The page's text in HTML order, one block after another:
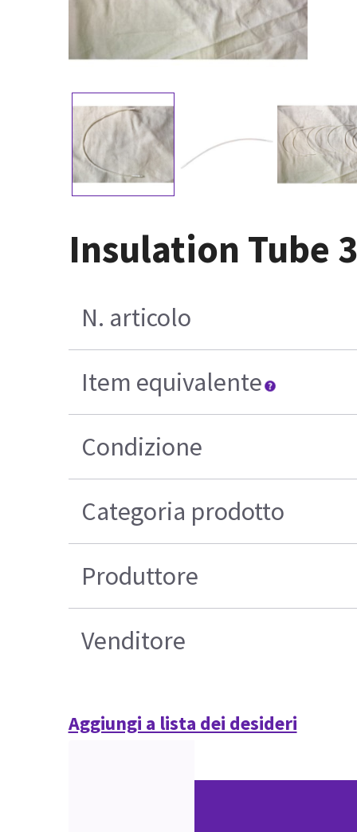
Insulation Tube
N. articolo
Item equivalente
Condizione
Categoria prodotto
Produttore
Venditore
Aggiungi a lista dei desideri